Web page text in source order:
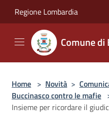
Regione Lombardia
Comune di
Home > Novità >
Buccinasco contro le mafie
Insieme per ricordare il